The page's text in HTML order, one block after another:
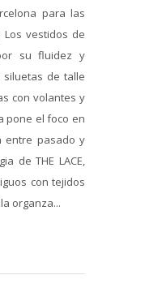
para las
Los vestidos de
su fluidez y
siluetas de talle
con volantes y
pone el foco en
entre pasado y
de THE LACE,
con tejidos
organza...